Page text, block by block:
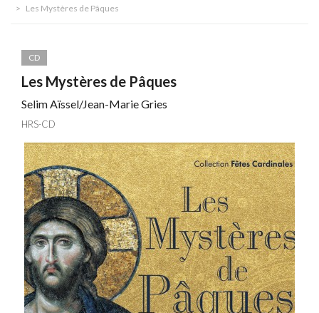
> Les Mystères de Pâques
CD
Les Mystères de Pâques
Selim Aïssel/Jean-Marie Gries
HRS-CD